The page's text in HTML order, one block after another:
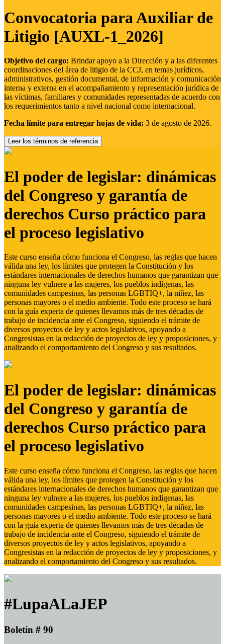
Convocatoria para Auxiliar de
Litigio [AUXL-1_2026]
Objetivo del cargo: Brindar apoyo a la Dirección y a las diferentes
coordinaciones del área de litigio de la CCJ, en temas jurídicos,
administrativos, gestión documental, de información y comunicación
interna y externa en el acompañamiento y representación jurídica de
las víctimas, familiares y comunidades representadas de acuerdo con
los requerimientos tanto a nivel nacional como internacional.
Fecha límite para entregar hojas de vida: 3 de agosto de 2026.
Leer los términos de referencia
El poder de legislar: dinámicas
del Congreso y garantía de
derechos Curso práctico para
el proceso legislativo
Este curso enseña cómo funciona el Congreso, las reglas que hacen
válida una ley, los límites que protegen la Constitución y los
estándares internacionales de derechos humanos que garantizan que
ninguna ley vulnere a las mujeres, los pueblos indígenas, las
comunidades campesinas, las personas LGBTIQ+, la niñez, las
personas mayores o el medio ambiente. Todo este proceso se hará
con la guía experta de quienes llevamos más de tres décadas de
trabajo de incidencia ante el Congreso, siguiendo el trámite de
diversos proyectos de ley y actos legislativos, apoyando a
Congresistas en la redacción de proyectos de ley y proposiciones, y
analizando el comportamiento del Congreso y sus resultados.
El poder de legislar: dinámicas
del Congreso y garantía de
derechos Curso práctico para
el proceso legislativo
Este curso enseña cómo funciona el Congreso, las reglas que hacen
válida una ley, los límites que protegen la Constitución y los
estándares internacionales de derechos humanos que garantizan que
ninguna ley vulnere a las mujeres, los pueblos indígenas, las
comunidades campesinas, las personas LGBTIQ+, la niñez, las
personas mayores o el medio ambiente. Todo este proceso se hará
con la guía experta de quienes llevamos más de tres décadas de
trabajo de incidencia ante el Congreso, siguiendo el trámite de
diversos proyectos de ley y actos legislativos, apoyando a
Congresistas en la redacción de proyectos de ley y proposiciones, y
analizando el comportamiento del Congreso y sus resultados.
#LupaALaJEP
Boletín # 90